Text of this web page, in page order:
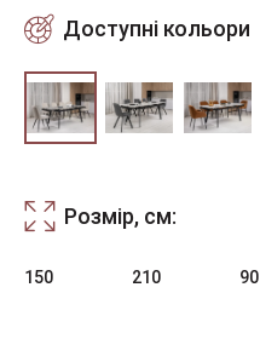
Доступні кольори
Розмір, см:
150 210 90